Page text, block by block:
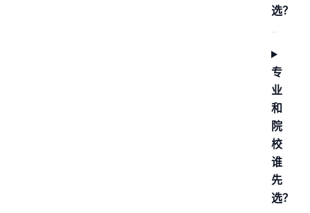
选？
专
业
和
院
校
谁
先
选？